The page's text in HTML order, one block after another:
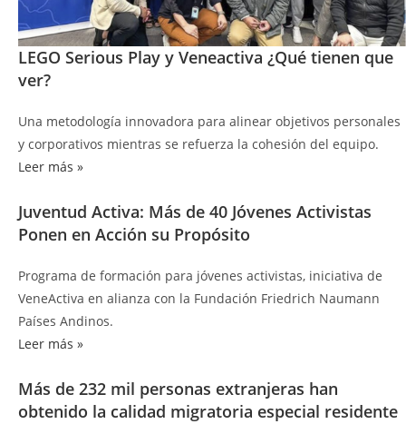
LEGO Serious Play y Veneactiva ¿Qué tienen que
ver?
Una metodología innovadora para alinear objetivos personales
y corporativos mientras se refuerza la cohesión del equipo.
Leer más »
Juventud Activa: Más de 40 Jóvenes Activistas
Ponen en Acción su Propósito
Programa de formación para jóvenes activistas, iniciativa de
VeneActiva en alianza con la Fundación Friedrich Naumann
Países Andinos.
Leer más »
Más de 232 mil personas extranjeras han
obtenido la calidad migratoria especial residente